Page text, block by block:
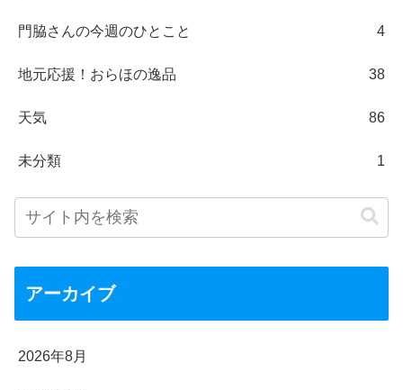
門脇さんの今週のひとこと 4
地元応援！おらほの逸品 38
天気 86
未分類 1
アーカイブ
2026年8月